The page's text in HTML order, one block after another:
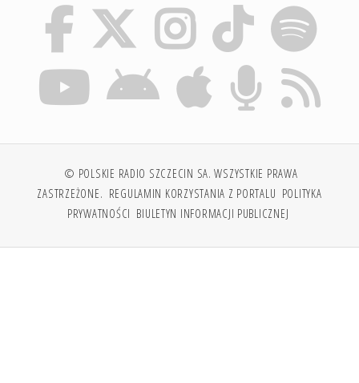
© POLSKIE RADIO SZCZECIN SA. WSZYSTKIE PRAWA
ZASTRZEŻONE. REGULAMIN KORZYSTANIA Z PORTALU POLITYKA
PRYWATNOŚCI BIULETYN INFORMACJI PUBLICZNEJ